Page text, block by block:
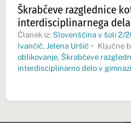
Škrabčeve razglednice
interdisciplinarnega
Članek iz: Slovenščina v šoli 2/
Ivančič, Jelena Uršič • Ključne
oblikovanje, Škrabčeve
interdisciplinarno delo v